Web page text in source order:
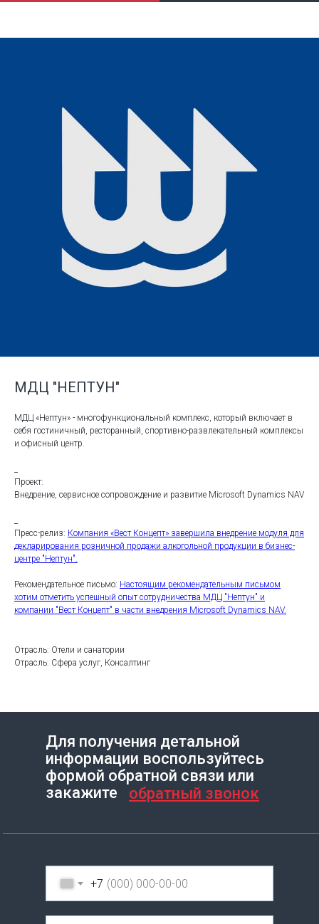
МДЦ "НЕПТУН"
МДЦ «Нептун» - многофункциональный комплекс, который включает в
себя гостиничный, ресторанный, спортивно-развлекательный комплексы
и офисный центр.
Проект:
Внедрение, сервисное сопровождение и развитие Microsoft Dynamics NAV
Пресс-релиз: Компания «Вест Концепт» завершила внедрение модуля для
декларирования розничной продажи алкогольной продукции в бизнес-
центре "Нептун".
Рекомендательное письмо: Настоящим рекомендательным письмом
хотим отметить успешный опыт сотрудничества МДЦ "Нептун" и
компании "Вест Концепт" в части внедрения Microsoft Dynamics NAV.
Отрасль: Отели и санатории
Отрасль: Сфера услуг, Консалтинг
Создание сайта на ТильдеLeto.Website
Для получения детальной
информации воспользуйтесь
формой обратной связи или
закажите
обратный звонок
+7